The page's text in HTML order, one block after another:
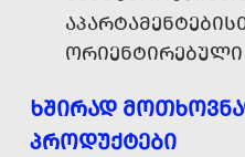
ᲝᲠᲘᲔᲜᲢᲘᲠᲔᲑᲣᲚᲘ
ᲮᲨᲘᲠᲐᲓ
ᲞᲠᲝᲓᲣᲥᲢᲔᲑᲘ